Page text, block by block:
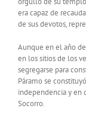
era capaz de
de sus devotos,
Aunque en el año
en los sitios de los
segregarse para
Páramo se
independencia y en
Socorro.